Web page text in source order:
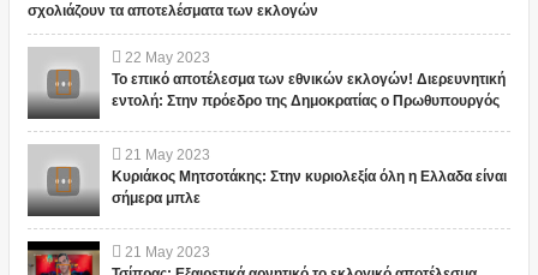
σχολιάζουν τα αποτελέσματα των εκλογών
22 May 2023
Το επικό αποτέλεσμα των εθνικών εκλογών! Διερευνητική
εντολή: Στην πρόεδρο της Δημοκρατίας ο Πρωθυπουργός
21 May 2023
Κυριάκος Μητσοτάκης: Στην κυριολεξία όλη η Ελλαδα είναι
σήμερα μπλε
21 May 2023